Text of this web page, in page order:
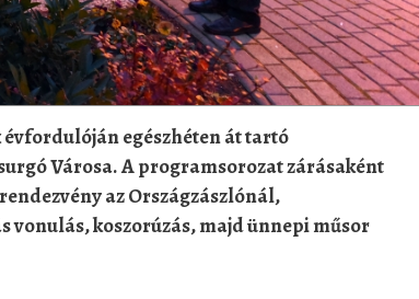
egészhéten át tartó
Városa. A programsorozat zárásaként
az Országzászlónál,
vonulás, koszorúzás, majd ünnepi műsor